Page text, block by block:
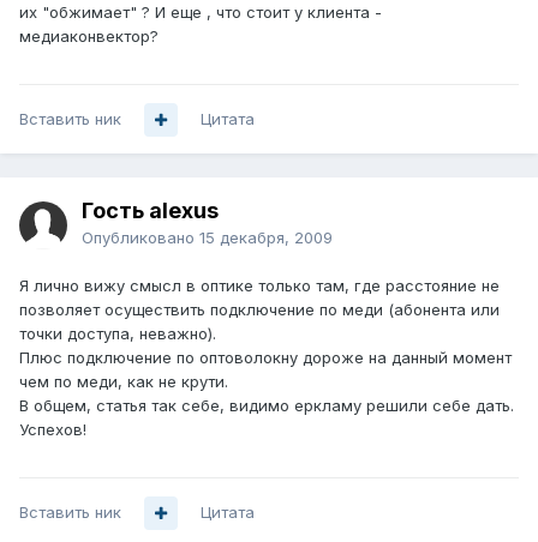
их "обжимает" ? И еще , что стоит у клиента -
медиаконвектор?
Вставить ник Цитата
Гость alexus
Опубликовано 15 декабря, 2009
Я лично вижу смысл в оптике только там, где расстояние не
позволяет осуществить подключение по меди (абонента или
точки доступа, неважно).
Плюс подключение по оптоволокну дороже на данный момент
чем по меди, как не крути.
В общем, статья так себе, видимо еркламу решили себе дать.
Успехов!
Вставить ник Цитата